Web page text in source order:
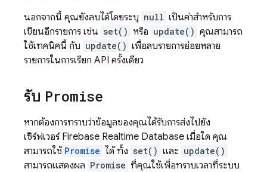
นอกจากนี้ คุณยังลบได้โดยระบุ null เป็นค่าสำหรับการ
เขียนอีกรายการ เช่น set() หรือ update() คุณสามารถ
ใช้เทคนิคนี้ กับ update() เพื่อลบรายการย่อยหลาย
รายการในการเรียก API ครั้งเดียว
รับ Promise
หากต้องการทราบว่าข้อมูลของคุณได้รับการส่งไปยัง
เซิร์ฟเวอร์Firebase Realtime Database เมื่อใด คุณ
สามารถใช้ Promise ได้ ทั้ง set() และ update()
สามารถแสดงผล Promise ที่คุณใช้เพื่อทราบเวลาที่ระบบ